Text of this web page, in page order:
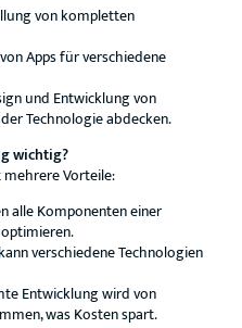
von kompletten
Apps für verschiedene
und Entwicklung von
Technologie abdecken.
wichtig?
Vorteile:
alle Komponenten einer
verschiedene Technologien
Entwicklung wird von
was Kosten spart.